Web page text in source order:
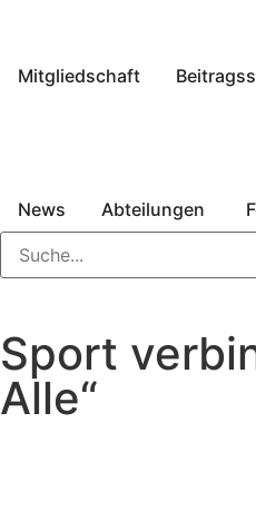
Mitgliedschaft
News Abteilungen
Sport
Alle“